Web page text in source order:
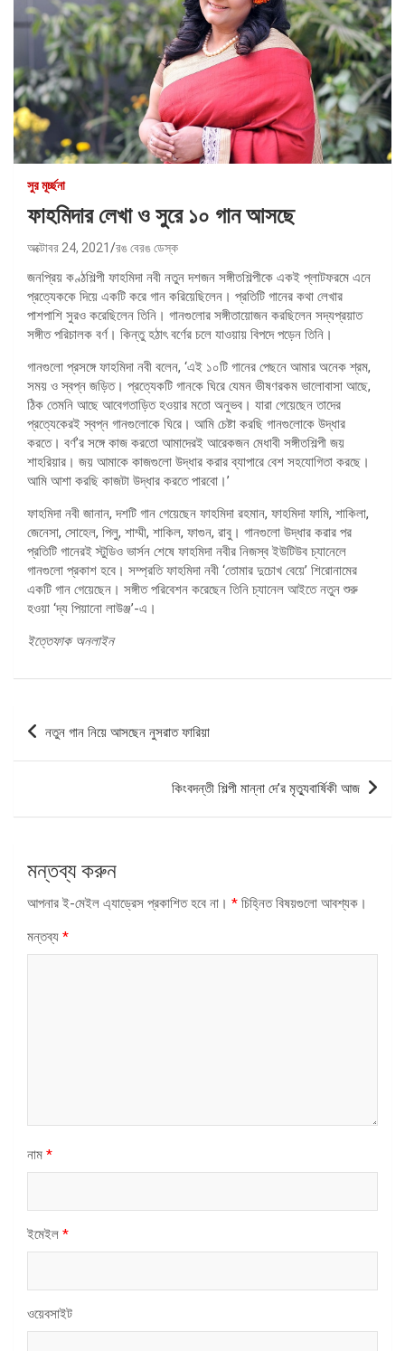
সুর মূর্চ্ছনা
ফাহমিদার লেখা ও সুরে ১০ গান আসছে
অক্টোবর 24, 2021 রঙ বেরঙ ডেস্ক
জনপ্রিয় কণ্ঠশিল্পী ফাহমিদা নবী নতুন দশজন সঙ্গীতশিল্পীকে একই প্লাটফরমে এনে
প্রত্যেককে দিয়ে একটি করে গান করিয়েছিলেন। প্রতিটি গানের কথা লেখার
পাশপাশি সুরও করেছিলেন তিনি। গানগুলোর সঙ্গীতায়োজন করছিলেন সদ্যপ্রয়াত
সঙ্গীত পরিচালক বর্ণ। কিন্তু হঠাৎ বর্ণের চলে যাওয়ায় বিপদে পড়েন তিনি।
গানগুলো প্রসঙ্গে ফাহমিদা নবী বলেন, ‘এই ১০টি গানের পেছনে আমার অনেক শ্রম,
সময় ও স্বপ্ন জড়িত। প্রত্যেকটি গানকে ঘিরে যেমন ভীষণরকম ভালোবাসা আছে,
ঠিক তেমনি আছে আবেগতাড়িত হওয়ার মতো অনুভব। যারা গেয়েছেন তাদের
প্রত্যেকেরই স্বপ্ন গানগুলোকে ঘিরে। আমি চেষ্টা করছি গানগুলোকে উদ্ধার
করতে। বর্ণ’র সঙ্গে কাজ করতো আমাদেরই আরেকজন মেধাবী সঙ্গীতশিল্পী জয়
শাহরিয়ার। জয় আমাকে কাজগুলো উদ্ধার করার ব্যাপারে বেশ সহযোগিতা করছে।
আমি আশা করছি কাজটা উদ্ধার করতে পারবো।’
ফাহমিদা নবী জানান, দশটি গান গেয়েছেন ফাহমিদা রহমান, ফাহমিদা ফামি, শাকিলা,
জেনেসা, সোহেল, পিলু, শাম্মী, শাকিল, ফাগুন, রাবু। গানগুলো উদ্ধার করার পর
প্রতিটি গানেরই স্টুডিও ভার্সন শেষে ফাহমিদা নবীর নিজস্ব ইউটিউব চ্যানেলে
গানগুলো প্রকাশ হবে। সম্প্রতি ফাহমিদা নবী ‘তোমার দুচোখ বেয়ে’ শিরোনামের
একটি গান গেয়েছেন। সঙ্গীত পরিবেশন করেছেন তিনি চ্যানেল আইতে নতুন শুরু
হওয়া ‘দ্য পিয়ানো লাউঞ্জ’-এ।
ইত্তেফাক অনলাইন
পোস্ট
ন্যাভিগেশন
নতুন গান নিয়ে আসছেন নুসরাত ফারিয়া
কিংবদন্তী শিল্পী মান্না দে’র মৃত্যুবার্ষিকী আজ
মন্তব্য করুন
আপনার ই-মেইল এ্যাড্রেস প্রকাশিত হবে না। * চিহ্নিত বিষয়গুলো আবশ্যক।
মন্তব্য *
নাম *
ইমেইল *
ওয়েবসাইট